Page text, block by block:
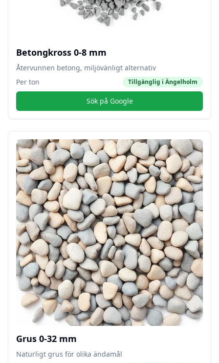
Betongkross 0-8 mm
Återvunnen betong, miljövänligt alternativ
Per ton
Tillgänglig i Ängelholm
Sök på Google
Grus 0-32 mm
Naturligt grus för olika ändamål